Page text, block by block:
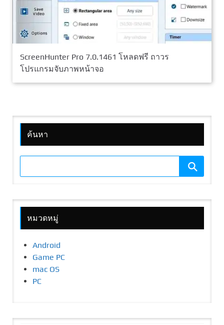
ScreenHunter Pro 7.0.1461 โหลดฟรี ถาวร
โปรแกรมจับภาพหน้าจอ
ค้นหา
หมวดหมู่
Android
Game PC
mac OS
PC